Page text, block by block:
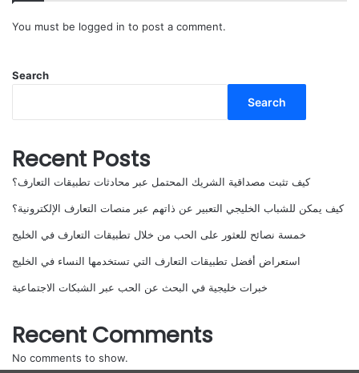
You must be logged in to post a comment.
Search
Search
Recent Posts
كيف تثبت مصداقية الشريك المحتمل عبر محادثات تطبيقات التعارف؟
كيف يمكن للشباب الخليجي التعبير عن ذاتهم عبر منصات التعارف الإلكترونية؟
خمسة نصائح للعثور على الحب من خلال تطبيقات التعارف في الخليج
استعراض أفضل تطبيقات التعارف التي تستخدمها النساء في الخليج
خبرات خليجية في البحث عن الحب عبر الشبكات الاجتماعية
Recent Comments
No comments to show.